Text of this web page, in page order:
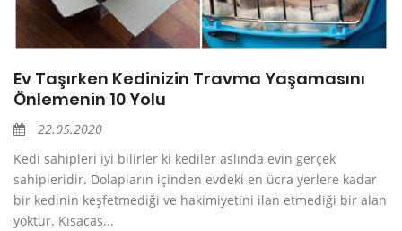
Ev Taşırken Kedinizin Travma Yaşamasını
Önlemenin 10 Yolu
22.05.2020
Kedi sahipleri iyi bilirler ki kediler aslında evin gerçek
sahipleridir. Dolapların içinden evdeki en ücra yerlere kadar
bir kedinin keşfetmediği ve hakimiyetini ilan etmediği bir alan
yoktur. Kısacas...